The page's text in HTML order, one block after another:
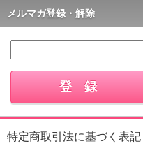
メルマガ登録・解除
特定商取引法に基づく表記